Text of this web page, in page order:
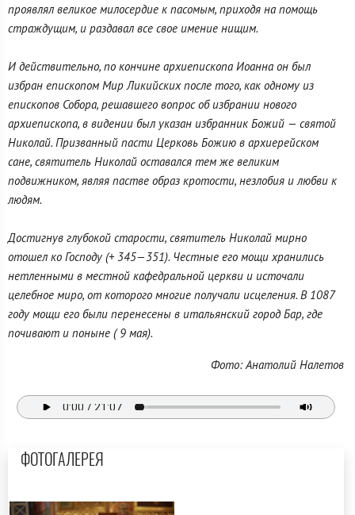
проявлял великое милосердие к пасомым, приходя на помощь
страждущим, и раздавал все свое имение нищим.
И действительно, по кончине архиепископа Иоанна он был
избран епископом Мир Ликийских после того, как одному из
епископов Собора, решавшего вопрос об избрании нового
архиепископа, в видении был указан избранник Божий — святой
Николай. Призванный пасти Церковь Божию в архиерейском
сане, святитель Николай оставался тем же великим
подвижником, являя пастве образ кротости, незлобия и любви к
людям.
Достигнув глубокой старости, святитель Николай мирно
отошел ко Господу (+ 345—351). Честные его мощи хранились
нетленными в местной кафедральной церкви и источали
целебное миро, от которого многие получали исцеления. В 1087
году мощи его были перенесены в итальянский город Бар, где
почивают и поныне ( 9 мая).
Фото: Анатолий Налетов
ФОТОГАЛЕРЕЯ